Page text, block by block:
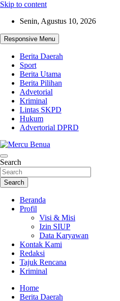
Skip to content
Senin, Agustus 10, 2026
Responsive Menu
Berita Daerah
Sport
Berita Utama
Berita Pilihan
Advetorial
Kriminal
Lintas SKPD
Hukum
Advertorial DPRD
Mercu Benua
Suara Masyarakat Bawah
Search
Search
Beranda
Profil
Visi & Misi
Izin SIUP
Data Karyawan
Kontak Kami
Redaksi
Tajuk Rencana
Kriminal
Home
Berita Daerah